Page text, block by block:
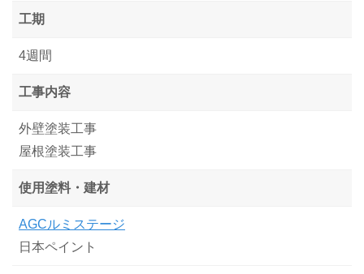
工期
4週間
工事内容
外壁塗装工事
屋根塗装工事
使用塗料・建材
AGCルミステージ
日本ペイント